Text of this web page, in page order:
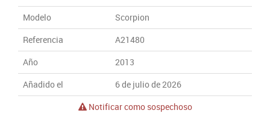
Modelo
Scorpion
Referencia
A21480
Año
2013
Añadido el
6 de julio de 2026
Notificar como sospechoso